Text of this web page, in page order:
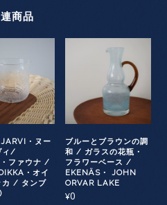
商品
・ヌー
ィ/
ファウナ /
・オイ
カ / タンブ
ブルーとブラウンの調
和 / ガラスの花瓶・
フラワーベース /
EKENÄS・ JOHN
ORVAR LAKE
¥0